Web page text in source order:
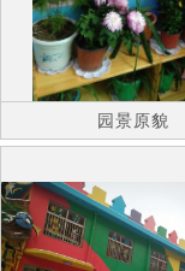
园景原貌